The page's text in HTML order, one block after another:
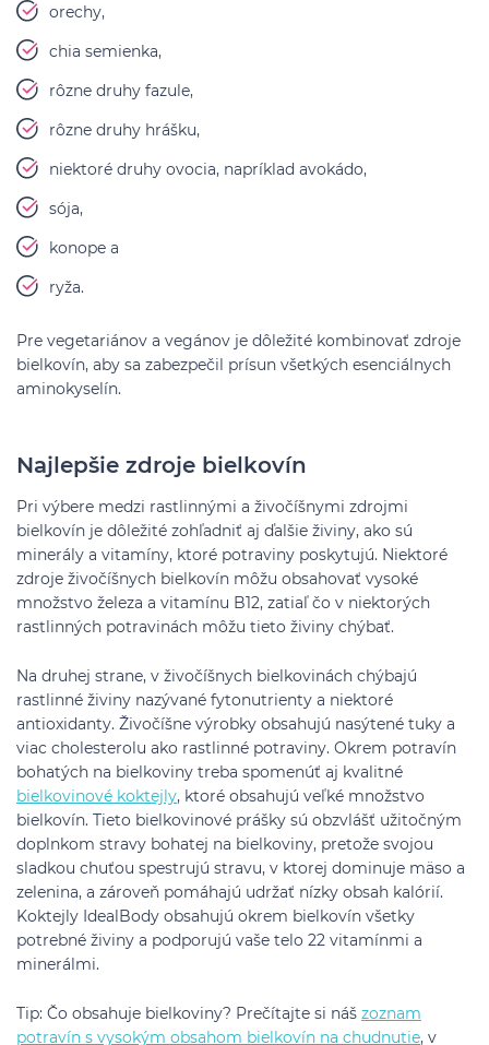
orechy,
chia semienka,
rôzne druhy fazule,
rôzne druhy hrášku,
niektoré druhy ovocia, napríklad avokádo,
sója,
konope a
ryža.
Pre vegetariánov a vegánov je dôležité kombinovať zdroje
bielkovín, aby sa zabezpečil prísun všetkých esenciálnych
aminokyselín.
Najlepšie zdroje bielkovín
Pri výbere medzi rastlinnými a živočíšnymi zdrojmi
bielkovín je dôležité zohľadniť aj ďalšie živiny, ako sú
minerály a vitamíny, ktoré potraviny poskytujú. Niektoré
zdroje živočíšnych bielkovín môžu obsahovať vysoké
množstvo železa a vitamínu B12, zatiaľ čo v niektorých
rastlinných potravinách môžu tieto živiny chýbať.
Na druhej strane, v živočíšnych bielkovinách chýbajú
rastlinné živiny nazývané fytonutrienty a niektoré
antioxidanty. Živočíšne výrobky obsahujú nasýtené tuky a
viac cholesterolu ako rastlinné potraviny. Okrem potravín
bohatých na bielkoviny treba spomenúť aj kvalitné
bielkovinové koktejly, ktoré obsahujú veľké množstvo
bielkovín. Tieto bielkovinové prášky sú obzvlášť užitočným
doplnkom stravy bohatej na bielkoviny, pretože svojou
sladkou chuťou spestrujú stravu, v ktorej dominuje mäso a
zelenina, a zároveň pomáhajú udržať nízky obsah kalórií.
Koktejly IdealBody obsahujú okrem bielkovín všetky
potrebné živiny a podporujú vaše telo 22 vitamínmi a
minerálmi.
Tip: Čo obsahuje bielkoviny? Prečítajte si náš zoznam
potravín s vysokým obsahom bielkovín na chudnutie, v